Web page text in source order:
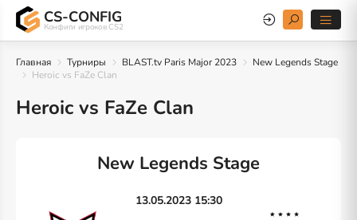
CS-CONFIG
Конфиги игроков CS2
Главная Турниры BLAST.tv Paris Major 2023
New Legends Stage
Heroic vs FaZe Clan
Heroic vs FaZe Clan
New Legends Stage
13.05.2023 15:30